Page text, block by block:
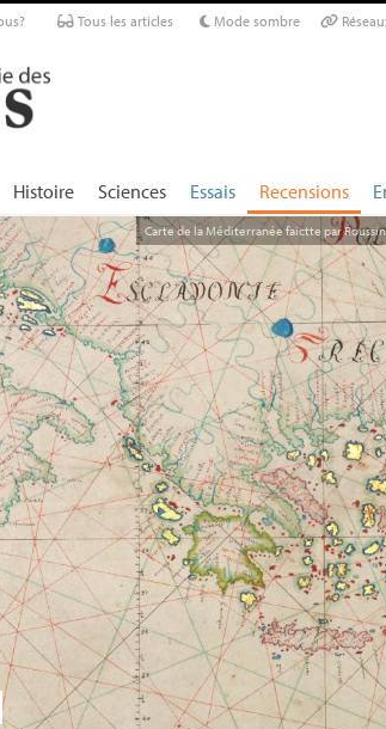
Tous les articles Mode sombre
Histoire Sciences Essais Recensions
Carte de la Méditerranée faictte par